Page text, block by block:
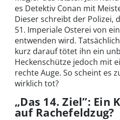
es Detektiv Conan mit
Dieser schreibt der Polizei,
51. Imperiale Osterei von
entwenden wird.
kurz darauf tötet ihn ein
Heckenschütze jedoch mit
rechte Auge. So scheint es
wirklich tot?
„Das 14. Ziel”: Ein
auf Rachefeldzug?